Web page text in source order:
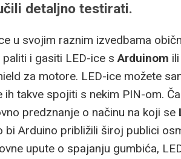
detaljno testirati.
u svojim raznim izvedbama
paliti i gasiti LED-ice sArduinom
za motore. LED-ice možete
ih takve spojiti s nekim PIN-om.
predznanje o načinu na koji se
bi Arduino približili široj publici
upute o spajanju gumbića,